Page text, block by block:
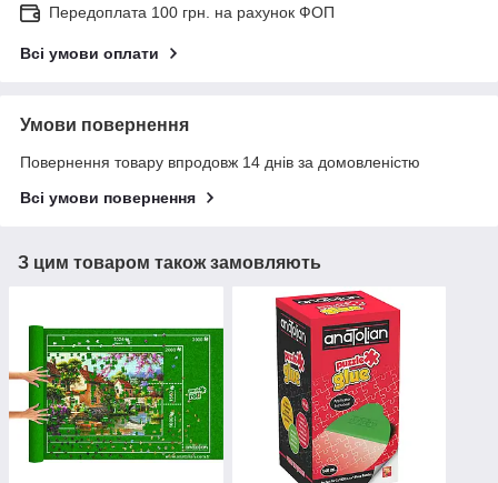
Передоплата 100 грн. на рахунок ФОП
Всі умови оплати
Умови повернення
Повернення товару впродовж 14 днів за домовленістю
Всі умови повернення
З цим товаром також замовляють